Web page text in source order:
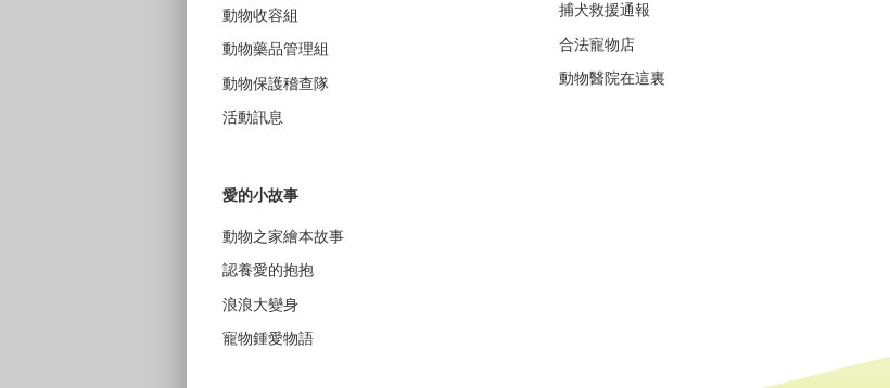
動物收容組
動物藥品管理組
動物保護稽查隊
活動訊息
捕犬救援通報
合法寵物店
動物醫院在這裏
愛的小故事
動物之家繪本故事
認養愛的抱抱
浪浪大變身
寵物鍾愛物語